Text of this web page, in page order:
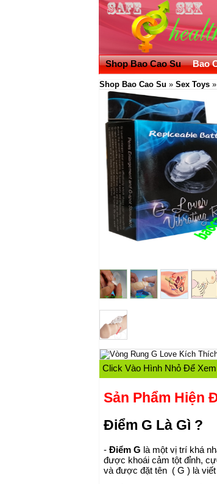
Shop Bao Cao Su Bao
Shop Bao Cao Su » Sex Toys »
Click Vào Hình Nhỏ Để
Sản Phẩm Hiện
Điểm G Là Gì ?
- Điểm G là một vị trí khá
được khoái cảm tột đỉnh,
và được đặt tên ( G ) là